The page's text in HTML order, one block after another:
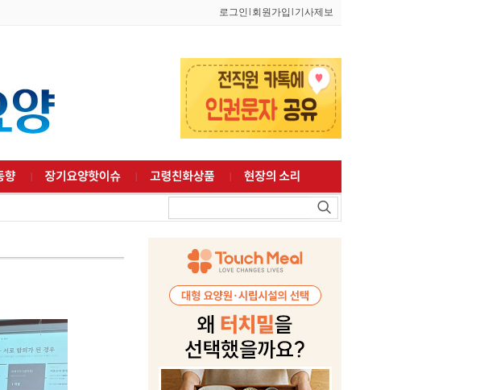
로그인 회원가입 기사제보